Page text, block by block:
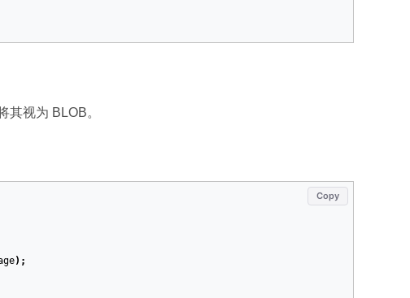
视为 BLOB。
Copy
);